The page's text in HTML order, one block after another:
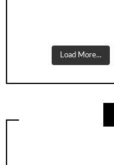
Load More...